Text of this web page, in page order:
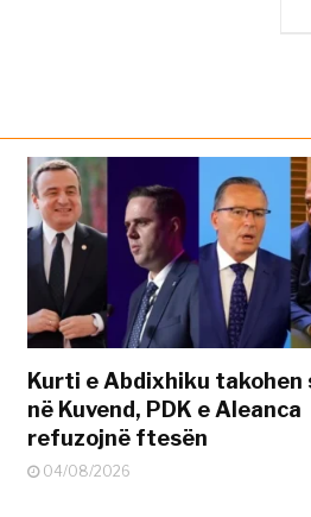
Kurti e Abdixhiku takohen
në Kuvend, PDK e Aleanca
refuzojnë ftesën
04/08/2026